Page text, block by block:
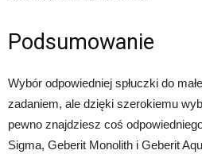
Podsumowanie
Wybór odpowiedniej spłuczki do
zadaniem, ale dzięki szerokiemu
pewno znajdziesz coś
Sigma, Geberit Monolith i Geberit